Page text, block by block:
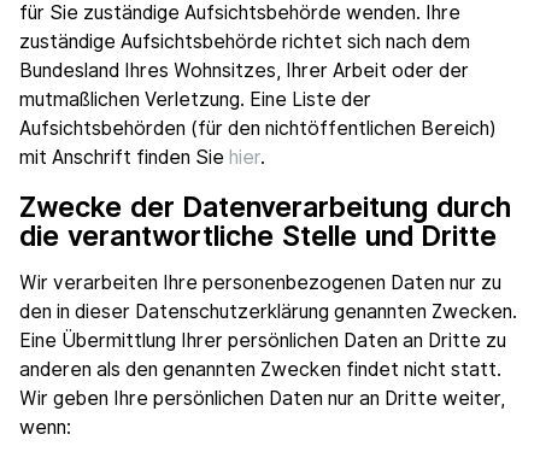
für Sie zuständige Aufsichtsbehörde wenden. Ihre
zuständige Aufsichtsbehörde richtet sich nach dem
Bundesland Ihres Wohnsitzes, Ihrer Arbeit oder der
mutmaßlichen Verletzung. Eine Liste der
Aufsichtsbehörden (für den nichtöffentlichen Bereich)
mit Anschrift finden Sie hier.
Zwecke der Datenverarbeitung durch
die verantwortliche Stelle und Dritte
Wir verarbeiten Ihre personenbezogenen Daten nur zu
den in dieser Datenschutzerklärung genannten Zwecken.
Eine Übermittlung Ihrer persönlichen Daten an Dritte zu
anderen als den genannten Zwecken findet nicht statt.
Wir geben Ihre persönlichen Daten nur an Dritte weiter,
wenn: